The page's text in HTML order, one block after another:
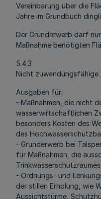
Vereinbarung über die
Jahre im Grundbuch
Der Grunderwerb darf
Maßnahme benötigten
5.4.3
Nicht zuwendungsfähige
Ausgaben für:
- Maßnahmen, die nicht
wasserwirtschaftlichen
besonders Kosten des
des
- Grunderwerb bei
für Maßnahmen, die
- Ordnungs- und
der stillen Erholung, wie
Aussichtstürme,